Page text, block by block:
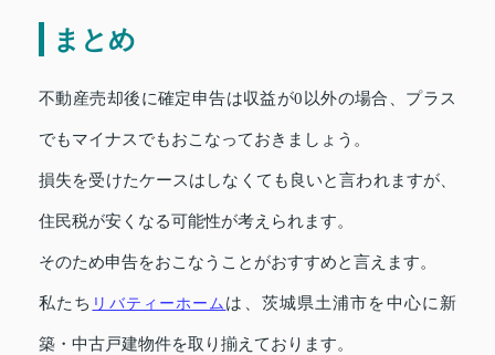
まとめ
不動産売却後に確定申告は収益が0以外の場合、プラス
でもマイナスでもおこなっておきましょう。
損失を受けたケースはしなくても良いと言われますが、
住民税が安くなる可能性が考えられます。
そのため申告をおこなうことがおすすめと言えます。
私たち リバティーホーム は、茨城県土浦市を中心に新
築・中古戸建物件を取り揃えております。